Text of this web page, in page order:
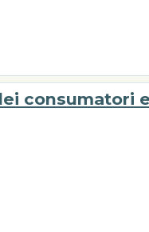
consumatori